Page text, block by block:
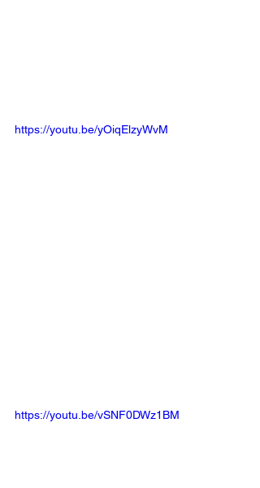
https://youtu.be/yOiqElzyWvM
https://youtu.be/vSNF0DWz1BM